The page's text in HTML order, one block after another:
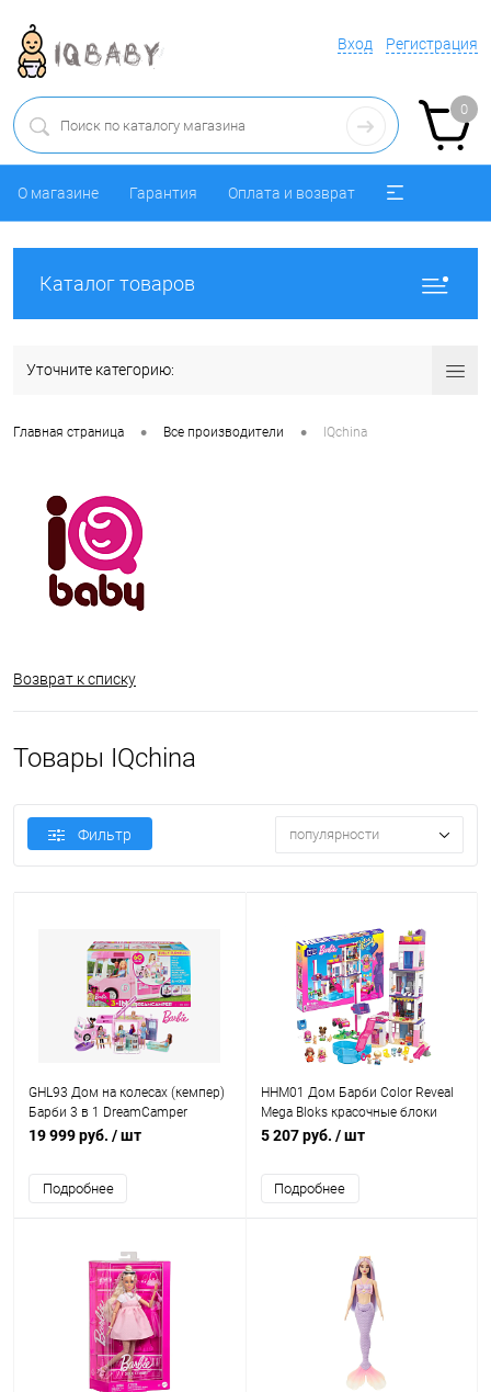
Вход Регистрация
0
О магазине Гарантия Оплата и возврат
Каталог товаров
Уточните категорию:
Главная страница • Все производители • IQchina
Возврат к списку
Товары IQchina
Фильтр популярности
GHL93 Дом на колесах (кемпер)
Барби 3 в 1 DreamCamper
19 999 руб. / шт
Подробнее
HHM01 Дом Барби Color Reveal
Mega Bloks красочные блоки
5 207 руб. / шт
Подробнее